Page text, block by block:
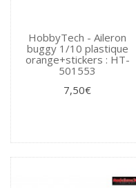
HobbyTech - Aileron
buggy 1/10 plastique
orange+stickers : HT-
501553
7,50€